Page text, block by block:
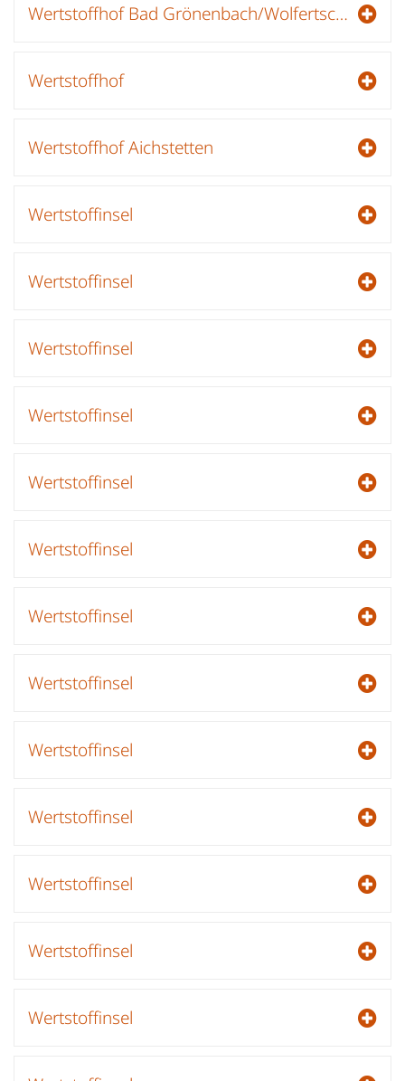
Wertstoffhof Bad Grönenbach/Wolfertschwenden
Wertstoffhof
Wertstoffhof Aichstetten
Wertstoffinsel
Wertstoffinsel
Wertstoffinsel
Wertstoffinsel
Wertstoffinsel
Wertstoffinsel
Wertstoffinsel
Wertstoffinsel
Wertstoffinsel
Wertstoffinsel
Wertstoffinsel
Wertstoffinsel
Wertstoffinsel